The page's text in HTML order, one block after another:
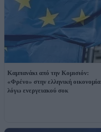
Καμπανάκι από την Κομισιόν:
«Φρένο» στην ελληνική οικονομία
λόγω ενεργειακού σοκ